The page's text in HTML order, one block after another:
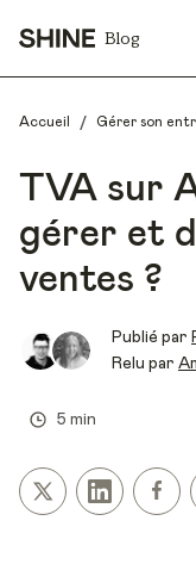
Blog
Accueil / Gérer son
TVA sur
gérer et
ventes ?
Publié par
Relu par
5 min